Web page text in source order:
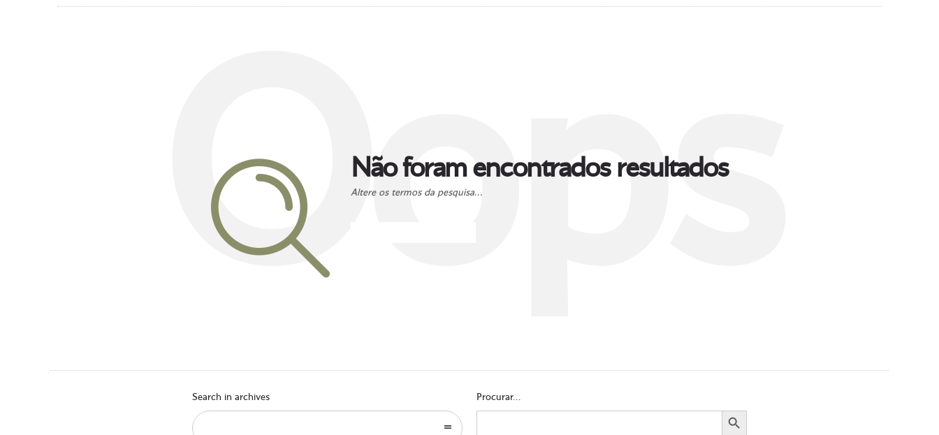
Oops
Não foram encontrados resultados
Altere os termos da pesquisa...
Search in archives
Procurar...
Search
Search Button